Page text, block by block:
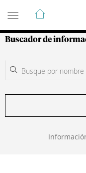
Guía de
Buscador de